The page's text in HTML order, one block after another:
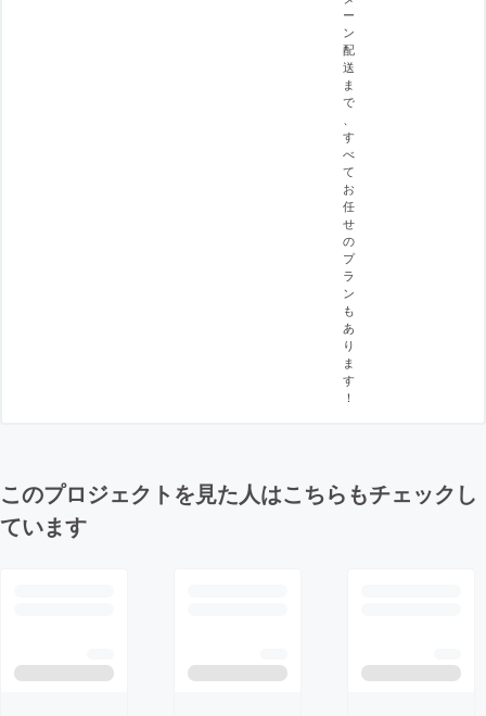
ー
ン
配
送
ま
で
、
す
べ
て
お
任
せ
の
プ
ラ
ン
も
あ
り
ま
す
！
このプロジェクトを見た人はこちらもチェックし
ています